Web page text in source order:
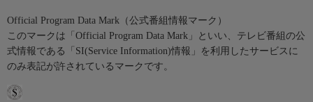
Official Program Data Mark（公式番組情報マーク）
このマークは「Official Program Data Mark」といい、テレビ番組の公
式情報である「SI(Service Information)情報」を利用したサービスに
のみ表記が許されているマークです。